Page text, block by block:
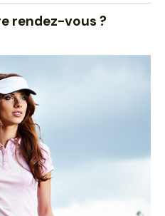
rendez-vous ?